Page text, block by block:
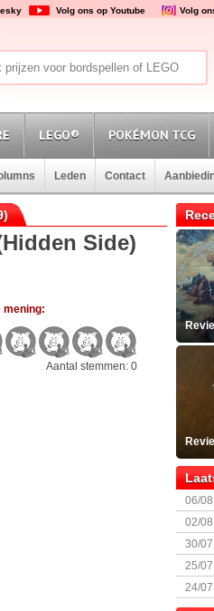
Volg ons op Youtube Volg
LEGO® POKÉMON TCG
Leden Contact
Side)
mening:
Aantal stemmen: 0
06/08
Land
02/08
30/07
25/07
24/07